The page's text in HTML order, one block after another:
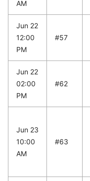
AM
Jun 22
12:00
PM
#57
Jun 22
02:00
PM
#62
Jun 23
10:00
AM
#63